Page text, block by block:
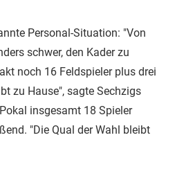
Personal-Situation: "Von
schwer, den Kader zu
noch 16 Feldspieler plus drei
zu Hause", sagte Sechzigs
insgesamt 18 Spieler
"Die Qual der Wahl bleibt